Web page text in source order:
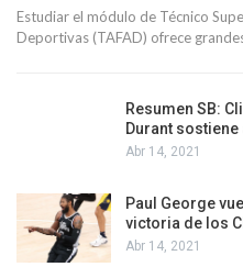
Estudiar el módulo de Técnico
Deportivas (TAFAD) ofrece
Resumen SB:
Durant
Abr 14, 2021
Paul George
victoria de los
Abr 14, 2021